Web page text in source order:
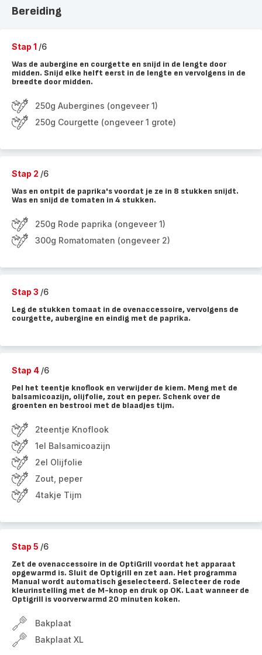
Bereiding
Stap 1 /6
Was de aubergine en courgette en snijd in de lengte door
midden. Snijd elke helft eerst in de lengte en vervolgens in de
breedte door midden.
250g Aubergines (ongeveer 1)
250g Courgette (ongeveer 1 grote)
Stap 2 /6
Was en ontpit de paprika's voordat je ze in 8 stukken snijdt.
Was en snijd de tomaten in 4 stukken.
250g Rode paprika (ongeveer 1)
300g Romatomaten (ongeveer 2)
Stap 3 /6
Leg de stukken tomaat in de ovenaccessoire, vervolgens de
courgette, aubergine en eindig met de paprika.
Stap 4 /6
Pel het teentje knoflook en verwijder de kiem. Meng met de
balsamicoazijn, olijfolie, zout en peper. Schenk over de
groenten en bestrooi met de blaadjes tijm.
2teentje Knoflook
1el Balsamicoazijn
2el Olijfolie
Zout, peper
4takje Tijm
Stap 5 /6
Zet de ovenaccessoire in de OptiGrill voordat het apparaat
opgewarmd is. Sluit de Optigrill en zet aan. Het programma
Manual wordt automatisch geselecteerd. Selecteer de rode
kleurinstelling met de M-knop en druk op OK. Laat wanneer de
Optigrill is voorverwarmd 20 minuten koken.
Bakplaat
Bakplaat XL